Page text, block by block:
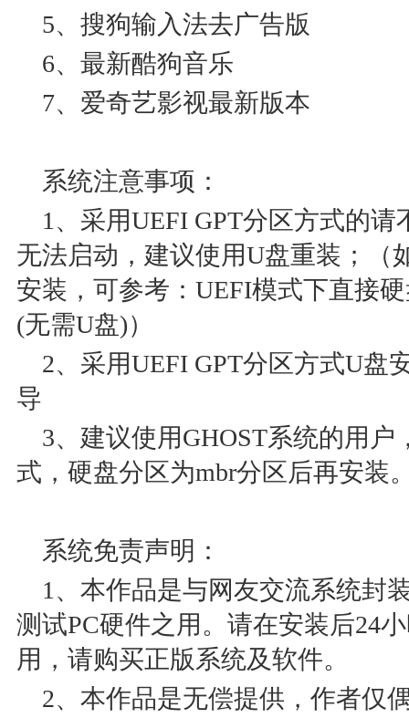
5、搜狗输入法去广告版
6、最新酷狗音乐
7、爱奇艺影视最新版本
系统注意事项：
1、采用UEFI GPT分区方式的
无法启动，建议使用U盘重装；（
安装，可参考：UEFI模式下直接
(无需U盘)）
2、采用UEFI GPT分区方式U盘
导
3、建议使用GHOST系统的用户
式，硬盘分区为mbr分区后再安装
系统免责声明：
1、本作品是与网友交流系统封
测试PC硬件之用。请在安装后24
用，请购买正版系统及软件。
2、本作品是无偿提供，作者仅